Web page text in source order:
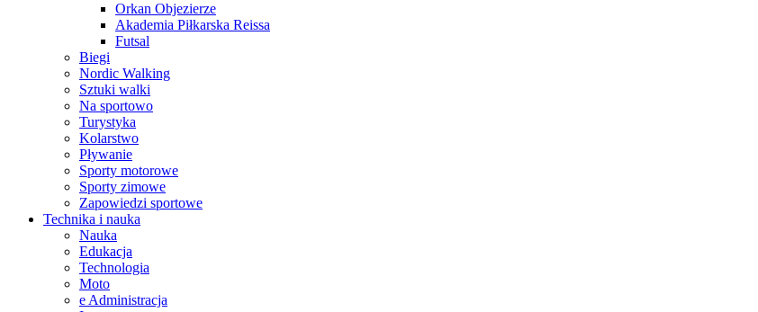
Orkan Objezierze
Akademia Piłkarska Reissa
Futsal
Biegi
Nordic Walking
Sztuki walki
Na sportowo
Turystyka
Kolarstwo
Pływanie
Sporty motorowe
Sporty zimowe
Zapowiedzi sportowe
Technika i nauka
Nauka
Edukacja
Technologia
Moto
e Administracja